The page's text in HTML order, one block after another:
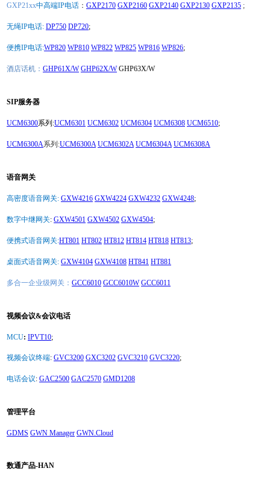
GXP21xx中高端IP电话 ： GXP2170 GXP2160 GXP2140 GXP2130 GXP2135 ;
无绳IP电话: DP750 DP720;
便携IP电话:WP820 WP810 WP822 WP825 WP816 WP826;
酒店话机： GHP61X/W GHP62X/WGHP63X/W
SIP服务器
UCM6300系列:UCM6301 UCM6302 UCM6304 UCM6308 UCM6510;
UCM6300A系列:UCM6300A UCM6302A UCM6304A UCM6308A
语音网关
高密度语音网关: GXW4216 GXW4224 GXW4232 GXW4248;
数字中继网关: GXW4501 GXW4502 GXW4504;
便携式语音网关:HT801 HT802 HT812 HT814 HT818 HT813;
桌面式语音网关: GXW4104 GXW4108 HT841 HT881
多合一企业级网关： GCC6010 GCC6010W GCC6011
视频会议&会议电话
MCU: IPVT10;
视频会议终端: GVC3200 GXC3202 GVC3210 GVC3220;
电话会议: GAC2500 GAC2570 GMD1208
管理平台
GDMS GWN Manager GWN.Cloud
数通产品-HAN